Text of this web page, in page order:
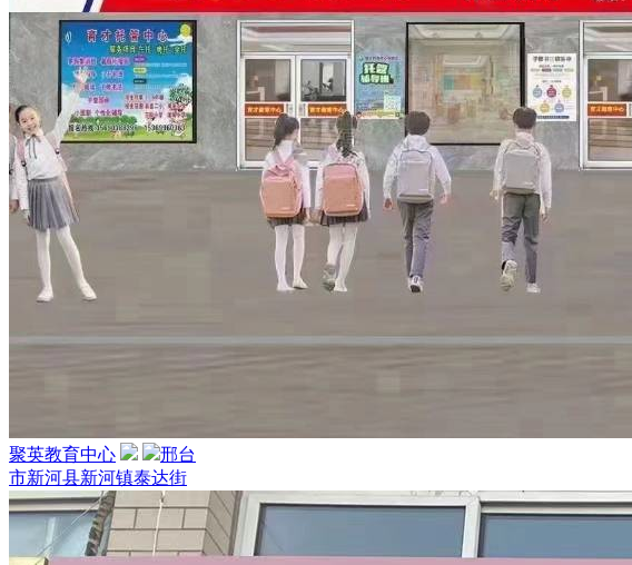
聚英教育中心
邢台
市新河县新河镇泰达街